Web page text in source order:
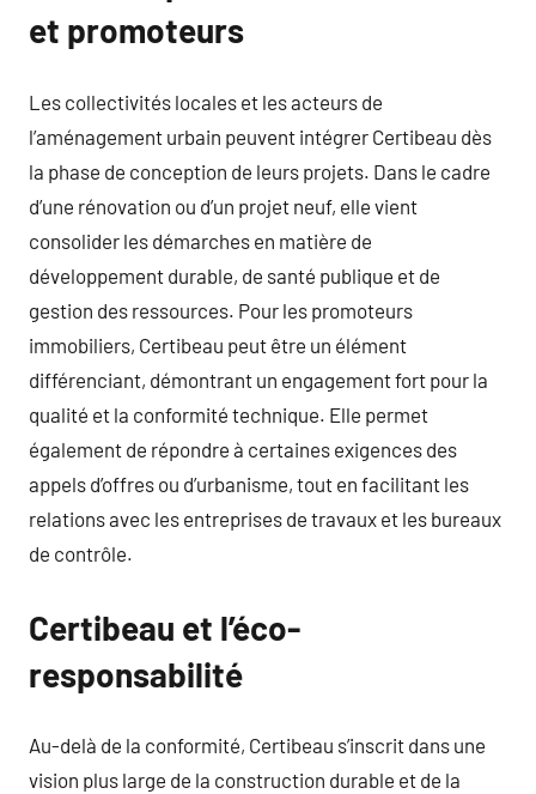
et promoteurs
Les collectivités locales et les acteurs de
l’aménagement urbain peuvent intégrer Certibeau dès
la phase de conception de leurs projets. Dans le cadre
d’une rénovation ou d’un projet neuf, elle vient
consolider les démarches en matière de
développement durable, de santé publique et de
gestion des ressources. Pour les promoteurs
immobiliers, Certibeau peut être un élément
différenciant, démontrant un engagement fort pour la
qualité et la conformité technique. Elle permet
également de répondre à certaines exigences des
appels d’offres ou d’urbanisme, tout en facilitant les
relations avec les entreprises de travaux et les bureaux
de contrôle.
Certibeau et l’éco-
responsabilité
Au-delà de la conformité, Certibeau s’inscrit dans une
vision plus large de la construction durable et de la